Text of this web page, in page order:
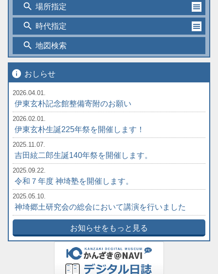
search 場所指定
search 時代指定
search 地図検索
info おしらせ
2026.04.01.
伊東玄朴記念館整備寄附のお願い
2026.02.01.
伊東玄朴生誕225年祭を開催します！
2025.11.07.
吉田絃二郎生誕140年祭を開催します。
2025.09.22.
令和７年度 神埼塾を開催します。
2025.05.10.
神埼郷土研究会の総会において講演を行いました
お知らせをもっと見る